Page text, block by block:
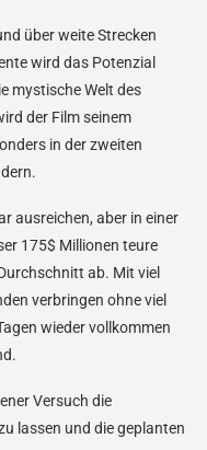
über weite Strecken
wird das Potenzial
mystische Welt des
der Film seinem
in der zweiten
ausreichen, aber in einer
175$ Millionen teure
ab. Mit viel
verbringen ohne viel
wieder vollkommen
Versuch die
lassen und die geplanten